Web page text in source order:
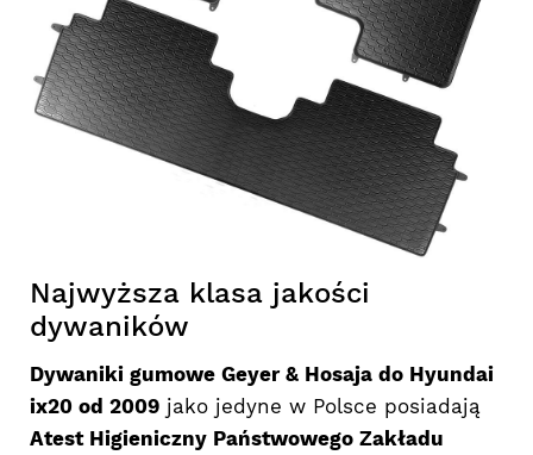
Najwyższa klasa jakości
dywaników
Dywaniki gumowe Geyer & Hosaja do Hyundai
ix20 od 2009 jako jedyne w Polsce posiadają
Atest Higieniczny Państwowego Zakładu